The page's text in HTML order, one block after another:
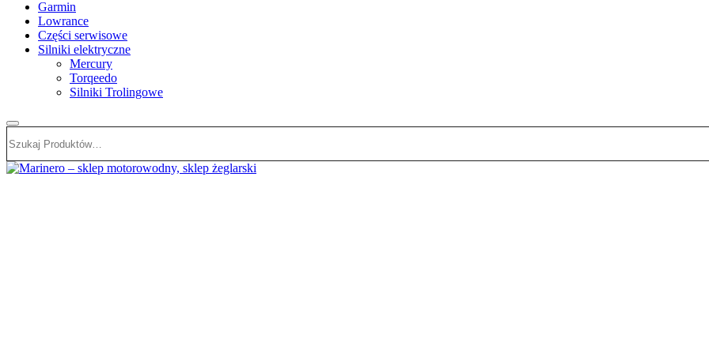
Garmin
Lowrance
Części serwisowe
Silniki elektryczne
Mercury
Torqeedo
Silniki Trolingowe